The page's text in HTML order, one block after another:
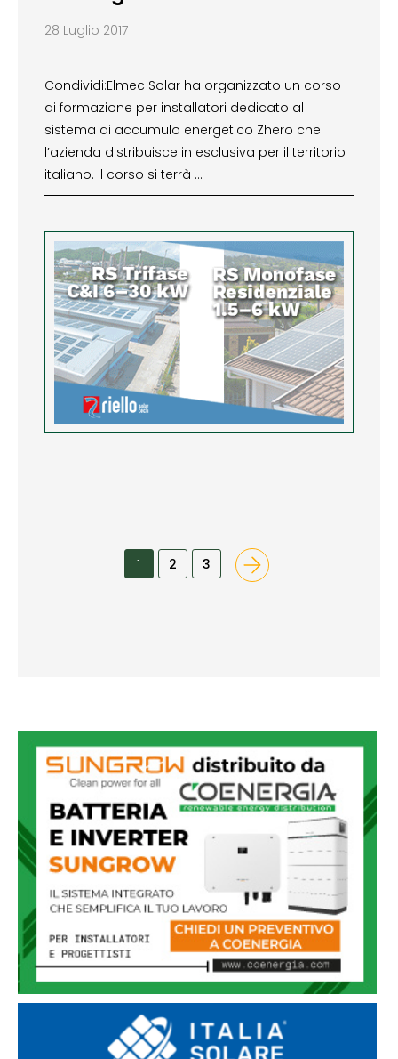
28 Luglio 2017
Condividi:Elmec Solar ha organizzato un corso
di formazione per installatori dedicato al
sistema di accumulo energetico Zhero che
l’azienda distribuisce in esclusiva per il territorio
italiano. Il corso si terrà …
1 2 3